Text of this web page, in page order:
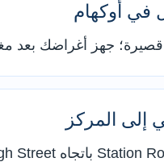
في أوكهام
قصيرة؛ جهز أغراضك بعد
إلى المركز